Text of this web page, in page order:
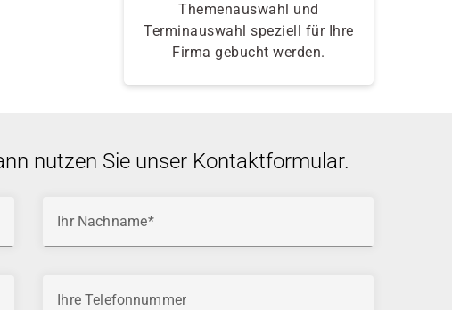
Themenauswahl und
Terminauswahl speziell für Ihre
Firma gebucht werden.
nutzen Sie unser Kontaktformular.
Ihr Nachname
Ihre Telefonnummer